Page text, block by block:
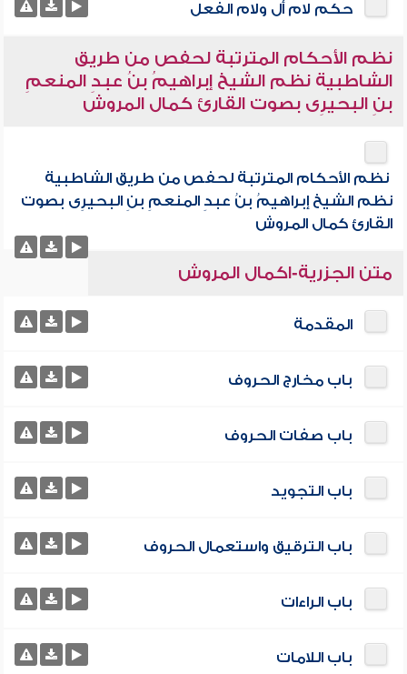
حكم لام أل ولام الفعل
نظم الأحكام المترتبة لحفص من طريق
الشاطبية نظم الشيخ إبراهيمُ بنُ عبدِ المنعمِ
بنِ البحيرِى بصوت القارئ كمال المروش
نظم الأحكام المترتبة لحفص من طريق الشاطبية
نظم الشيخ إبراهيمُ بنُ عبدِ المنعمِ بنِ البحيرِى بصوت
القارئ كمال المروش
متن الجزرية-اكمال المروش
المقدمة
باب مخارج الحروف
باب صفات الحروف
باب التجويد
باب الترقيق واستعمال الحروف
باب الراءات
باب اللامات